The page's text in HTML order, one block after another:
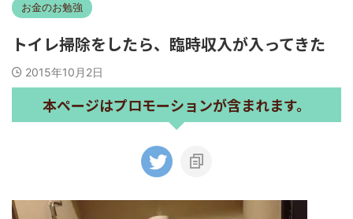
お金のお勉強
トイレ掃除をしたら、臨時収入が入ってきた
2015年10月2日
本ページはプロモーションが含まれます。